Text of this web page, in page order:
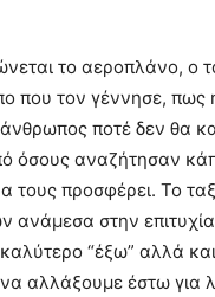
το αεροπλάνο, ο
που τον γέννησε, πως
ποτέ δεν θα
όσους αναζήτησαν
τους προσφέρει. Το
ανάμεσα στην
“έξω” αλλά
αλλάξουμε έστω για